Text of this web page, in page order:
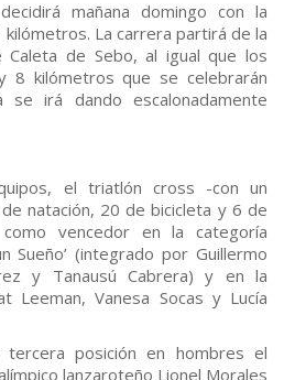
mañana domingo con la
La carrera partirá de la
Caleta de Sebo, al igual que los
kilómetros que se celebrarán
se irá dando escalonadamente
el triatlón cross -con un
natación, 20 de bicicleta y 6 de
vencedor en la categoría
Sueño’ (integrado por Guillermo
y Tanausú Cabrera) y en la
Leeman, Vanesa Socas y Lucía
posición en hombres el
lanzaroteño Lionel Morales